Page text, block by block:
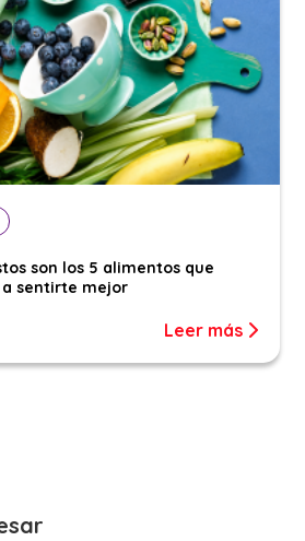
son los 5 alimentos que
sentirte mejor
Leer más